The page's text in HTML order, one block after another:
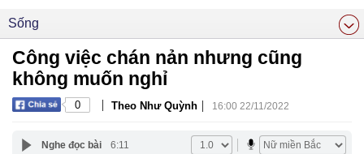
Sống
Công việc chán nản nhưng cũng
không muốn nghỉ
0 | Theo Như Quỳnh | 16:00 22/11/2022
Nghe đọc bài 6:11